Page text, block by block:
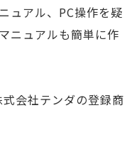
ュアル、PC操作を疑
ニュアルも簡単に作
会社テンダの登録商